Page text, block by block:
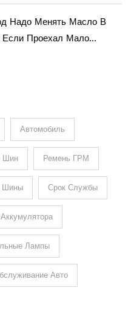
Надо Менять Масло В
Если Проехал Мало
Автомобиль
Шин Ремень ГРМ
Шины Срок Службы
Лампы
Авто